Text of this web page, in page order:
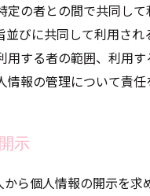
定の者との間で共同し
並びに共同して利用され
用する者の範囲、利用
情報の管理について責
示
から個人情報の開示を求